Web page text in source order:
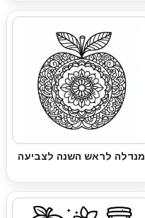
מנדלה לראש השנה לצביעה